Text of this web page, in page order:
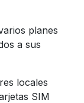
planes
a sus
locales
SIM